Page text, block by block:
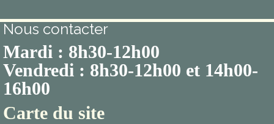
Nous contacter
Mardi : 8h30-12h00
Vendredi : 8h30-12h00 et 14h00-
16h00
Carte du site